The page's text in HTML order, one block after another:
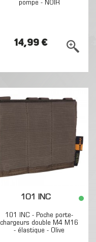
pompe - NOIR
14,99 €
101 INC
101 INC - Poche porte-
chargeurs double M4 M16
- élastique - Olive